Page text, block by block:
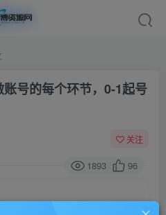
号的每个环节，0-1起号
关注
1893 96